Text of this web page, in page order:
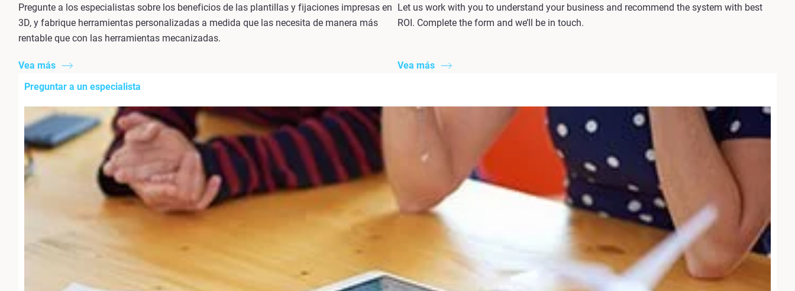
Pregunte a los especialistas sobre los beneficios de las plantillas y fijaciones impresas en
3D, y fabrique herramientas personalizadas a medida que las necesita de manera más
rentable que con las herramientas mecanizadas.
Vea más
Let us work with you to understand your business and recommend the system with best
ROI. Complete the form and we’ll be in touch.
Vea más
Preguntar a un especialista